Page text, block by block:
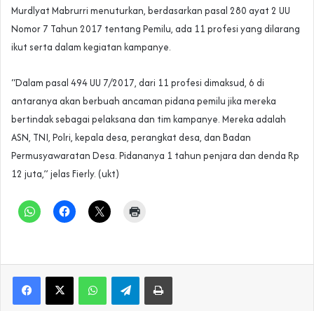
Murdlyat Mabrurri menuturkan, berdasarkan pasal 280 ayat 2 UU
Nomor 7 Tahun 2017 tentang Pemilu, ada 11 profesi yang dilarang
ikut serta dalam kegiatan kampanye.
“Dalam pasal 494 UU 7/2017, dari 11 profesi dimaksud, 6 di
antaranya akan berbuah ancaman pidana pemilu jika mereka
bertindak sebagai pelaksana dan tim kampanye. Mereka adalah
ASN, TNI, Polri, kepala desa, perangkat desa, dan Badan
Permusyawaratan Desa. Pidananya 1 tahun penjara dan denda Rp
12 juta,” jelas Fierly. (ukt)
WhatsAppTelegramPrint